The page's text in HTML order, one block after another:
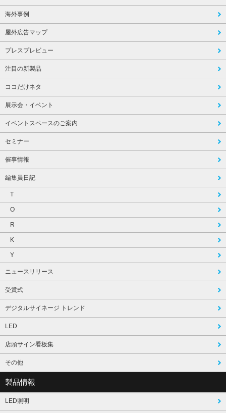
海外事例
屋外広告マップ
プレスプレビュー
注目の新製品
ココだけネタ
展示会・イベント
イベントスペースのご案内
セミナー
催事情報
編集員日記
T
O
R
K
Y
ニュースリリース
受賞式
デジタルサイネージ トレンド
LED
店頭サイン看板集
その他
製品情報
LED照明